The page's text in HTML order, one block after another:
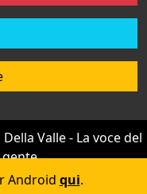
Valle - La voce del
Android qui.